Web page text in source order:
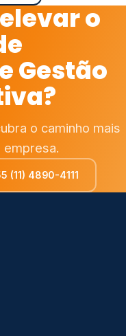
o
Gestão
o caminho mais
empresa.
(11) 4890-4111